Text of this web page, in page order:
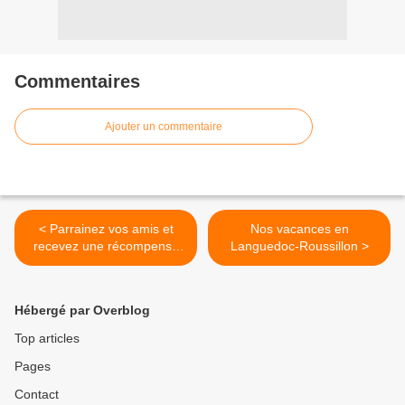
Commentaires
Ajouter un commentaire
< Parrainez vos amis et
recevez une récompense
de 5,00 € pour chaque
Nos vacances en
Languedoc-Roussillon >
Hébergé par Overblog
Top articles
Pages
Contact